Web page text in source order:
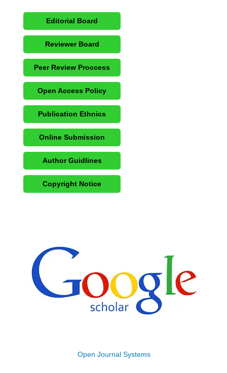
Editorial Board
Reviewer Board
Peer Review Proccess
Open Access Policy
Publication Ethnics
Online Submission
Author Guidlines
Copyright Notice
Open Journal Systems